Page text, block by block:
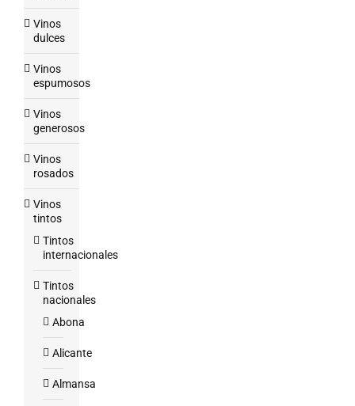
Vinos
dulces
Vinos
espumosos
Vinos
generosos
Vinos
rosados
Vinos
tintos
Tintos
internacionales
Tintos
nacionales
Abona
Alicante
Almansa